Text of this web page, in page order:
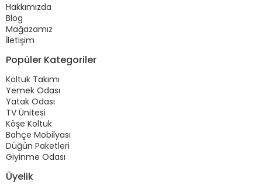
Hakkımızda
Blog
Mağazamız
İletişim
Popüler Kategoriler
Koltuk Takımı
Yemek Odası
Yatak Odası
TV Ünitesi
Köşe Koltuk
Bahçe Mobilyası
Düğün Paketleri
Giyinme Odası
Üyelik